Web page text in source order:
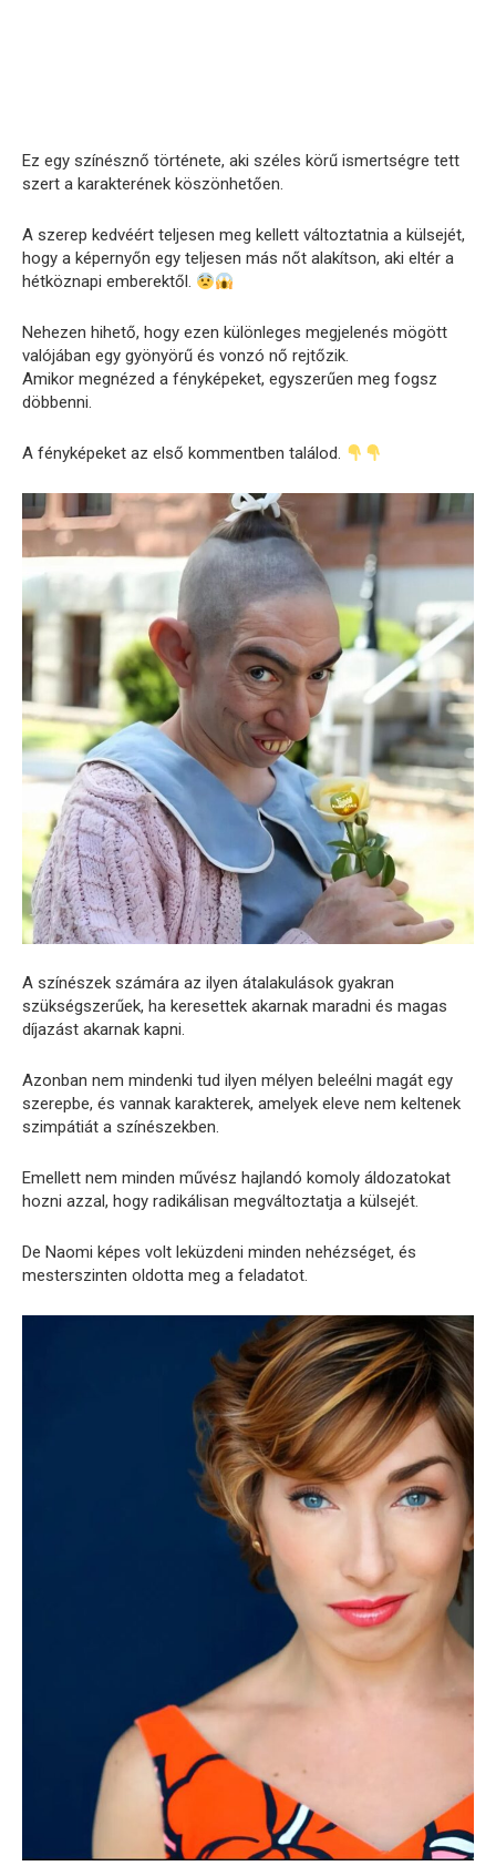
Ez egy színésznő története, aki széles körű ismertségre tett
szert a karakterének köszönhetően.
A szerep kedvéért teljesen meg kellett változtatnia a külsejét,
hogy a képernyőn egy teljesen más nőt alakítson, aki eltér a
hétköznapi emberektől.
Nehezen hihető, hogy ezen különleges megjelenés mögött
valójában egy gyönyörű és vonzó nő rejtőzik.
Amikor megnézed a fényképeket, egyszerűen meg fogsz
döbbenni.
A fényképeket az első kommentben találod.
A színészek számára az ilyen átalakulások gyakran
szükségszerűek, ha keresettek akarnak maradni és magas
díjazást akarnak kapni.
Azonban nem mindenki tud ilyen mélyen beleélni magát egy
szerepbe, és vannak karakterek, amelyek eleve nem keltenek
szimpátiát a színészekben.
Emellett nem minden művész hajlandó komoly áldozatokat
hozni azzal, hogy radikálisan megváltoztatja a külsejét.
De Naomi képes volt leküzdeni minden nehézséget, és
mesterszinten oldotta meg a feladatot.